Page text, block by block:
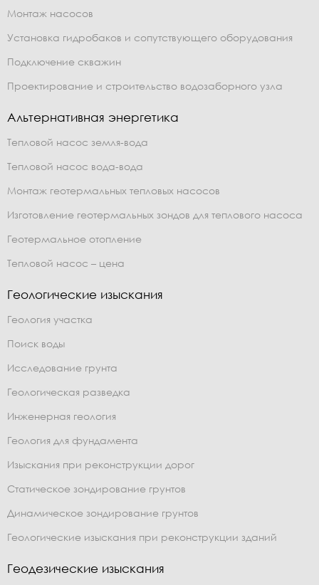
Монтаж насосов
Установка гидробаков и сопутствующего оборудования
Подключение скважин
Проектирование и строительство водозаборного узла
Альтернативная энергетика
Тепловой насос земля-вода
Тепловой насос вода-вода
Монтаж геотермальных тепловых насосов
Изготовление геотермальных зондов для теплового насоса
Геотермальное отопление
Тепловой насос – цена
Геологические изыскания
Геология участка
Поиск воды
Исследование грунта
Геологическая разведка
Инженерная геология
Геология для фундамента
Изыскания при реконструкции дорог
Статическое зондирование грунтов
Динамическое зондирование грунтов
Геологические изыскания при реконструкции зданий
Геодезические изыскания